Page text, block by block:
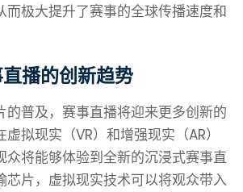
而极大提升了赛事的全球传播速度和
播的创新趋势
的普及，赛事直播将迎来更多创新的
拟现实（VR）和增强现实（AR）
众将能够体验到全新的沉浸式赛事直
芯片，虚拟现实技术可以将观众带入